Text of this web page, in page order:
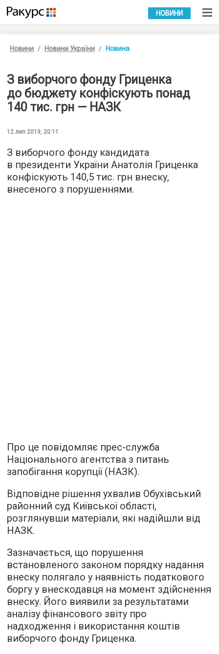
УКР РУС
НОВИНИ
Новини Новини України Новина
З виборчого фонду Гриценка
до бюджету конфіскують понад
140 тис. грн — НАЗК
12 лип 2019, 20:11
З виборчого фонду кандидата
в президенти України Анатолія Гриценка
конфіскують 140,5 тис. грн внеску,
внесеного з порушеннями.
Про це повідомляє прес-служба
Національного агентства з питань
запобігання корупції (НАЗК).
Відповідне рішення ухвалив Обухівський
районний суд Київської області,
розглянувши матеріали, які надійшли від
НАЗК.
Зазначається, що порушення
встановленого законом порядку надання
внеску полягало у наявність податкового
боргу у внескодавця на момент здійснення
внеску. Його виявили за результатами
аналізу фінансового звіту про
надходження і використання коштів
виборчого фонду Гриценка.